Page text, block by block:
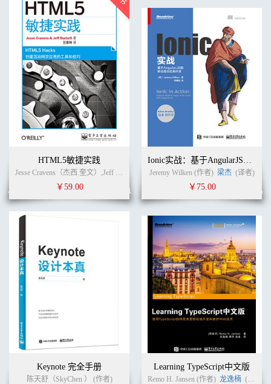
HTML5敏捷实践
Jesse Cravens（杰西.奎文）,Jeff Burtoft（杰夫.巴特福德） (作者) 豆葆坤 (译者)
￥59.00
Ionic实战：基于AngularJS的移动混合应用开发
Jeremy Wilken (作者) 梁杰 (译者)
￥75.00
Keynote 完全手册
陈天舒（SkyChen ） (作者)
Learning TypeScript中文版
Remo H. Jansen (作者) 龙逸楠 (译者)